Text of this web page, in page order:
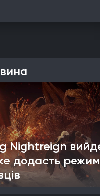
Nightreign
додасть режим